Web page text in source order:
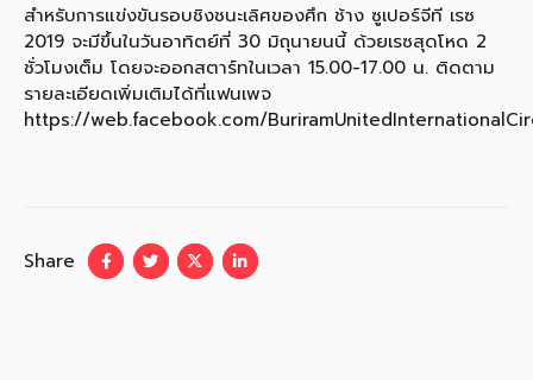
สำหรับการแข่งขันรอบชิงชนะเลิศของศึก ช้าง ซูเปอร์จีที เรซ
2019 จะมีขึ้นในวันอาทิตย์ที่ 30 มิถุนายนนี้ ด้วยเรซสุดโหด 2
ชั่วโมงเต็ม โดยจะออกสตาร์ทในเวลา 15.00-17.00 น. ติดตาม
รายละเอียดเพิ่มเติมได้ที่แฟนเพจ
https://web.facebook.com/
Share